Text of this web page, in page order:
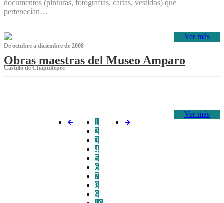
documentos (pinturas, fotografías, cartas, vestidos) que
pertenecían…
Ver más
De octubre a diciembre de 2008
Obras maestras del Museo Amparo
Castillo de Chapultepec
Ver más
1
2
3
4
5
6
7
8
9